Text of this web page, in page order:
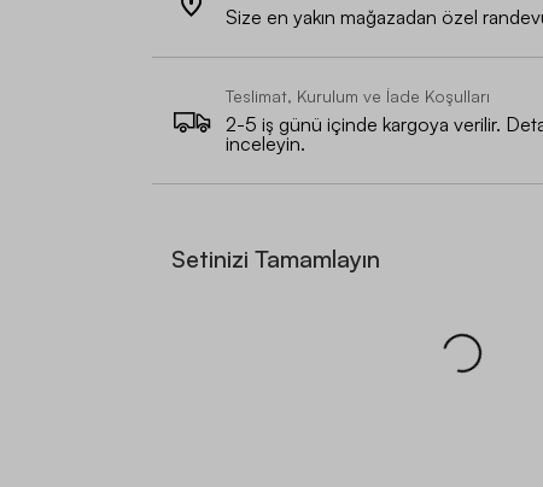
Size en yakın mağazadan özel
Teslimat, Kurulum ve İade Koşulları
2-5 iş günü içinde kargoya verilir.
inceleyin.
Setinizi Tamamlayın